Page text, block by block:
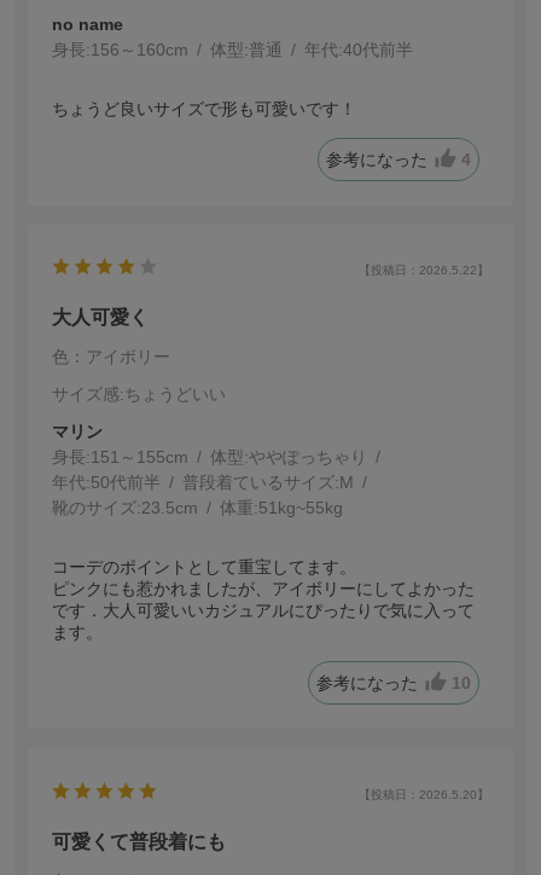
no name
身長:156～160cm 体型:普通 年代:40代前半
ちょうど良いサイズで形も可愛いです！
参考になった 4
【投稿日：2026.5.22】
大人可愛く
色：アイボリー
サイズ感:ちょうどいい
マリン
身長:151～155cm 体型:ぽっちゃり
年代:50代前半 普段着ているサイズ:M
靴のサイズ:23.5cm 体重:51kg~55kg
コーデのポイントとして重宝してます。
ピンクにも惹かれましたが、アイボリーにしてよかった
です．大人可愛いいカジュアルにぴったりで気に入って
ます。
参考になった 10
【投稿日：2026.5.20】
可愛くて普段着にも